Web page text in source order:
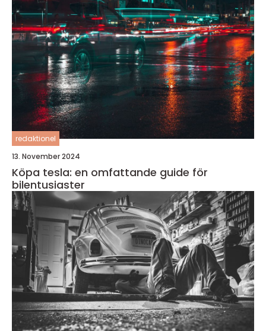
redaktionel
13. November 2024
Köpa tesla: en omfattande guide för
bilentusiaster